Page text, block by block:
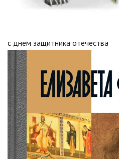
c днем защитника отечества